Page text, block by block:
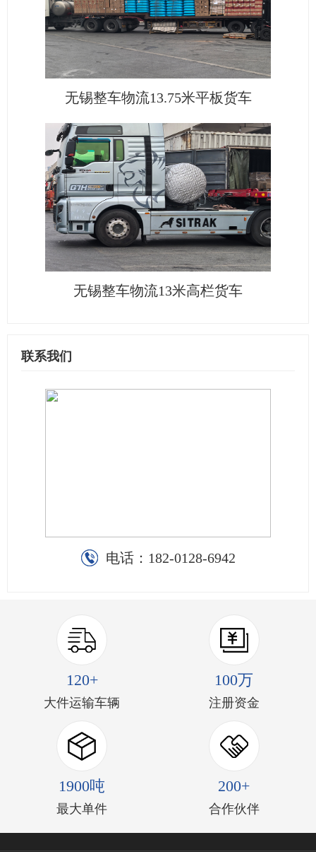
无锡整车物流13.75米平板货车
无锡整车物流13米高栏货车
联系我们
电话： 182-0128-6942
120+
大件运输车辆
100万
注册资金
1900吨
最大单件
200+
合作伙伴